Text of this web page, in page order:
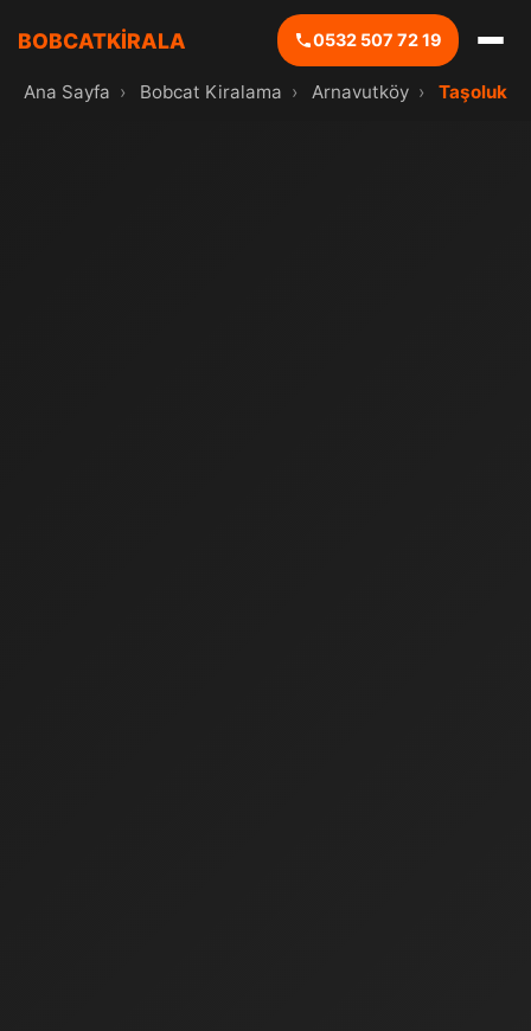
BOBCATKİRALA 0532 507 72 19
Ana Sayfa › Bobcat Kiralama › Arnavutköy › Taşoluk